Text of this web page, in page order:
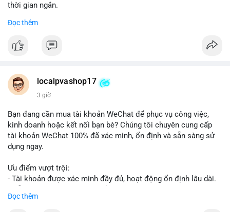
thời gian ngắn.
Đặt hàng ngay hôm nay để nhận ưu đãi:
👉 Order tại: localpvashop
👉 Telegram: @localpvashop
👉 Email: localpvashop@gmail.com
Đừng bỏ lỡ cơ hội cải thiện danh tiếng trực tuyến của bạn một
cách hiệu quả!
Đọc thêm
localpvashop17
3 giờ
Bạn đang cần mua tài khoản WeChat để phục vụ công việc,
kinh doanh hoặc kết nối bạn bè? Chúng tôi chuyên cung cấp
tài khoản WeChat 100% đã xác minh, ổn định và sẵn sàng sử
dụng ngay.
Ưu điểm vượt trội:
- Tài khoản được xác minh đầy đủ, hoạt động ổn định lâu dài.
- Giao dịch an toàn, bảo mật thông tin.
Đọc thêm